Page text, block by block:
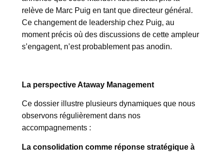
relève de Marc Puig en tant que directeur général.
Ce changement de leadership chez Puig, au
moment précis où des discussions de cette ampleur
s’engagent, n’est probablement pas anodin.
La perspective Ataway Management
Ce dossier illustre plusieurs dynamiques que nous
observons régulièrement dans nos
accompagnements :
La consolidation comme réponse stratégique à